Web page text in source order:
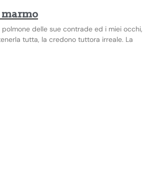
polmone delle sue contrade ed i miei occhi,
tutta, la credono tuttora irreale. La